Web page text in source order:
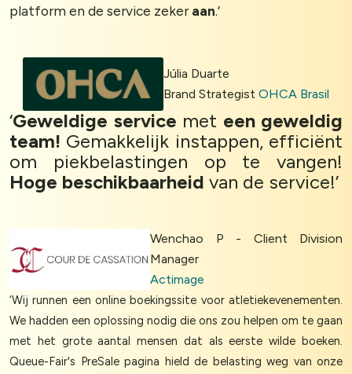
platform en de service zekeraan.’
Júlia Duarte
Brand StrategistOHCA Brasil
‘Geweldige service met een geweldig
team! Gemakkelijk instappen, efficiënt
om piekbelastingen op te vangen!
Hoge beschikbaarheid van de service!’
Wenchao P - Client Division
Manager
Actimage
‘Wij runnen een online boekingssite voor atletiekevenementen.
We hadden een oplossing nodig die ons zou helpen om te gaan
met het grote aantal mensen dat als eerste wilde boeken.
Queue-Fair's PreSale pagina hield de belasting weg van onze